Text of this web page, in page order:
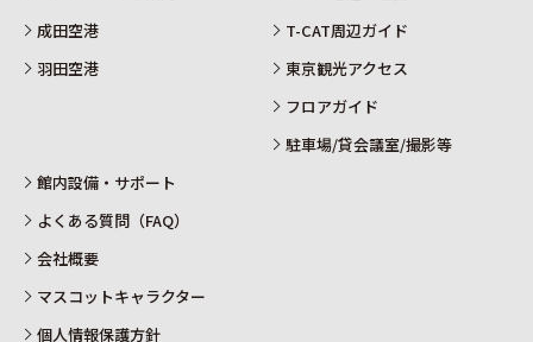
成田空港
羽田空港
T-CAT周辺ガイド
東京観光アクセス
フロアガイド
駐車場/貸会議室/撮影等
館内設備・サポート
よくある質問（FAQ）
会社概要
マスコットキャラクター
個人情報保護方針